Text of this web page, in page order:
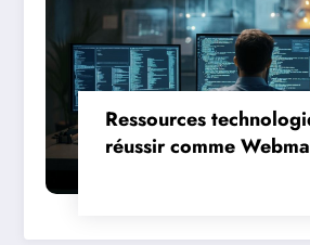
Ressources
réussir comme